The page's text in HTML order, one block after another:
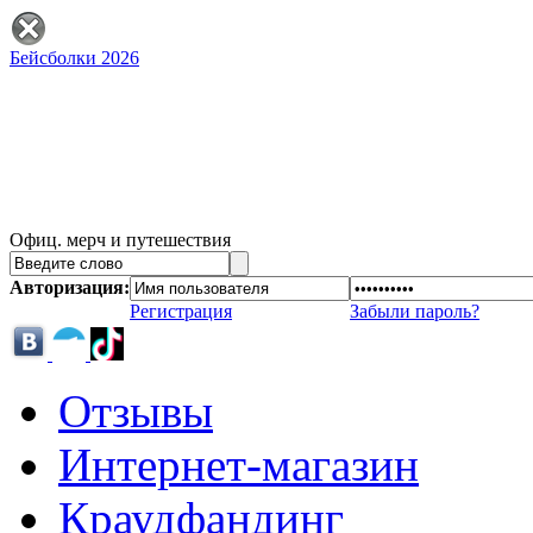
Бейсболки 2026
Офиц. мерч и путешествия
Авторизация:
Регистрация
Забыли пароль?
Отзывы
Интернет-магазин
Краудфандинг